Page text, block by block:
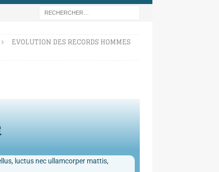
EVOLUTION DES RECORDS HOMMES
luctus nec ullamcorper mattis,